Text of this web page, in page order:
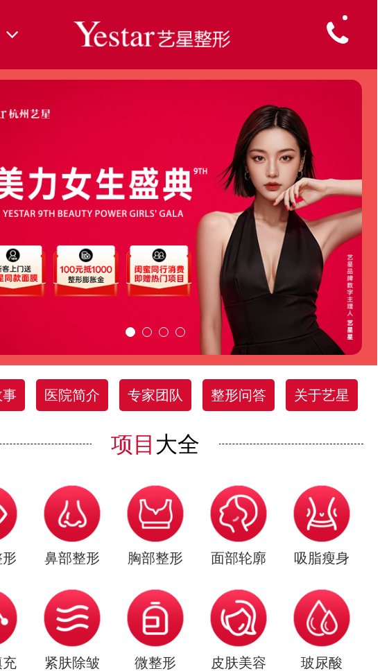
事 医院简介 专家团队 整形问答 关于艺星
项目 大全
鼻部整形 胸部整形 面部轮廓 吸脂瘦身
充 紧肤除皱 微整形 皮肤美容 玻尿酸